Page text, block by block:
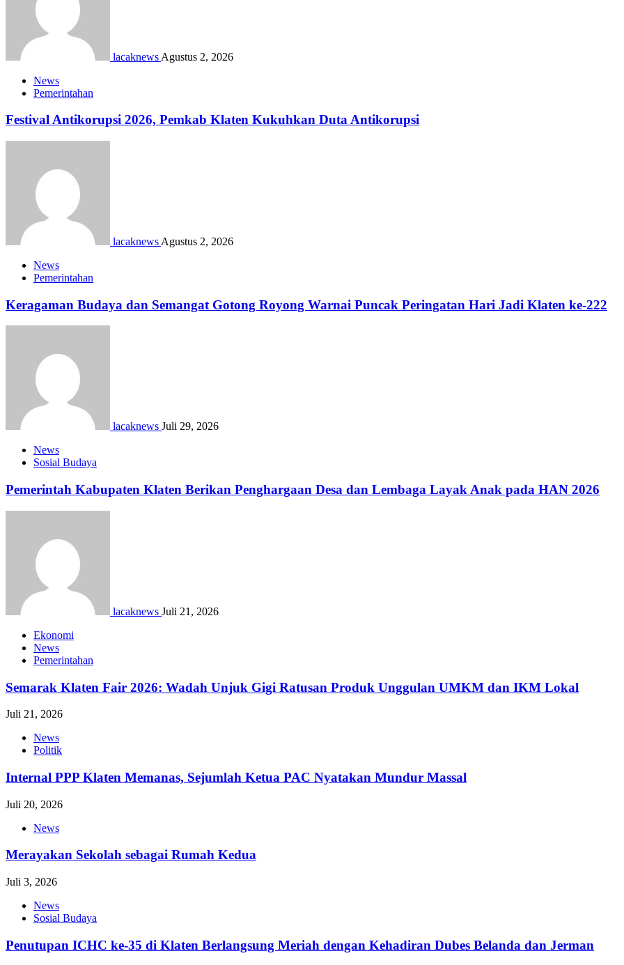
lacaknews Agustus 2, 2026
News
Pemerintahan
Festival Antikorupsi 2026, Pemkab Klaten Kukuhkan Duta Antikorupsi
lacaknews Agustus 2, 2026
News
Pemerintahan
Keragaman Budaya dan Semangat Gotong Royong Warnai Puncak Peringatan Hari Jadi Klaten ke-222
lacaknews Juli 29, 2026
News
Sosial Budaya
Pemerintah Kabupaten Klaten Berikan Penghargaan Desa dan Lembaga Layak Anak pada HAN 2026
lacaknews Juli 21, 2026
Ekonomi
News
Pemerintahan
Semarak Klaten Fair 2026: Wadah Unjuk Gigi Ratusan Produk Unggulan UMKM dan IKM Lokal
Juli 21, 2026
News
Politik
Internal PPP Klaten Memanas, Sejumlah Ketua PAC Nyatakan Mundur Massal
Juli 20, 2026
News
Merayakan Sekolah sebagai Rumah Kedua
Juli 3, 2026
News
Sosial Budaya
Penutupan ICHC ke-35 di Klaten Berlangsung Meriah dengan Kehadiran Dubes Belanda dan Jerman